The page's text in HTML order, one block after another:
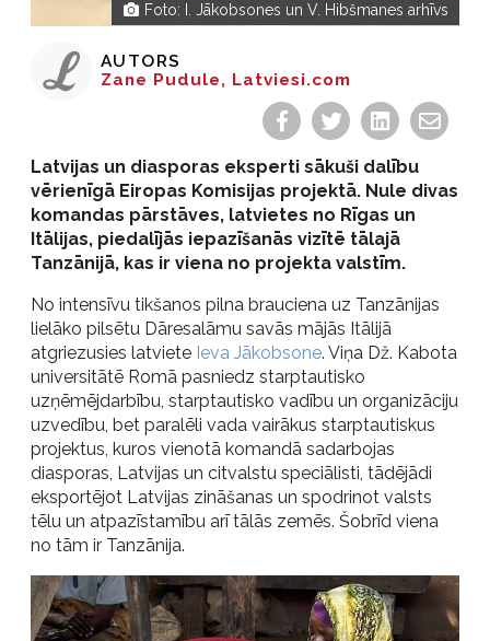
Foto: I. Jākobsones un V. Hibšmanes arhīvs
AUTORS
Zane Pudule, Latviesi.com
Latvijas un diasporas eksperti sākuši dalību
vērienīgā Eiropas Komisijas projektā. Nule divas
komandas pārstāves, latvietes no Rīgas un
Itālijas, piedalījās iepazīšanās vizītē tālajā
Tanzānijā, kas ir viena no projekta valstīm.
No intensīvu tikšanos pilna brauciena uz Tanzānijas
lielāko pilsētu Dāresalāmu savās mājās Itālijā
atgriezusies latviete Ieva Jākobsone. Viņa Dž. Kabota
universitātē Romā pasniedz starptautisko
uzņēmējdarbību, starptautisko vadību un organizāciju
uzvedību, bet paralēli vada vairākus starptautiskus
projektus, kuros vienotā komandā sadarbojas
diasporas, Latvijas un citvalstu speciālisti, tādējādi
eksportējot Latvijas zināšanas un spodrinot valsts
tēlu un atpazīstamību arī tālās zemēs. Šobrīd viena
no tām ir Tanzānija.